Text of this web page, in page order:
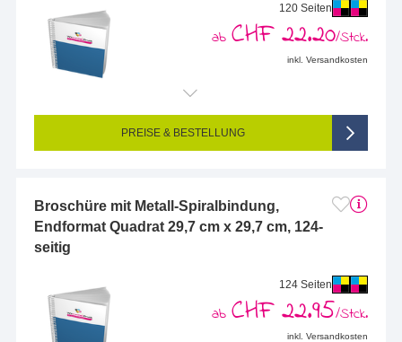
120 Seiten
ab CHF 22.20/Stck.
inkl. Versandkosten
Endformat (bedruckte Fläche): 297 x 297 mm
Seitigkeit: 120-seitig (Vorderseite und Rückseite bedruckt)
4/4-farbig CMYK (vollfarbig bedruckt)
PREISE & BESTELLUNG
Broschüre mit Metall-Spiralbindung,
Endformat Quadrat 29,7 cm x 29,7 cm, 124-
seitig
124 Seiten
ab CHF 22.95/Stck.
inkl. Versandkosten